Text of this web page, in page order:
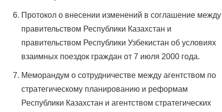
Протокол о внесении изменений в соглашение между
правительством Республики Казахстан и
правительством Республики Узбекистан об условиях
взаимных поездок граждан от 7 июля 2000 года.
Меморандум о сотрудничестве между агентством по
стратегическому планированию и реформам
Республики Казахстан и агентством стратегических